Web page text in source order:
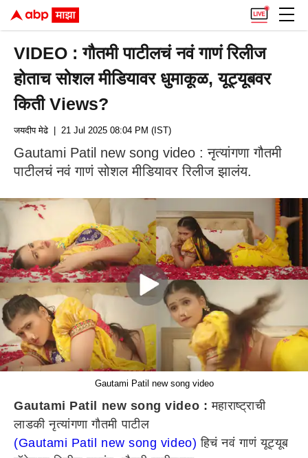
VIDEO : गौतमी पाटीलचं नवं गाणं रिलीज
होताच सोशल मीडियावर धुमाकूळ, यूट्यूबवर
किती Views?
जयदीप मेढे| 21 Jul 2025 08:04 PM (IST)
Gautami Patil new song video : नृत्यांगणा गौतमी
पाटीलचं नवं गाणं सोशल मीडियावर रिलीज झालंय.
Gautami Patil new song video
Gautami Patil new song video :महाराष्ट्राची
लाडकी नृत्यांगणा गौतमी पाटील
(Gautami Patil new song video) हिचं नवं गाणं यूट्यूब